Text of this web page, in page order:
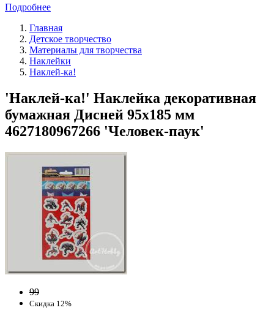
Подробнее
Главная
Детское творчество
Материалы для творчества
Наклейки
Наклей-ка!
'Наклей-ка!' Наклейка декоративная
бумажная Дисней 95х185 мм
4627180967266 'Человек-паук'
99
Скидка 12%